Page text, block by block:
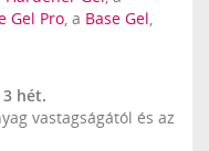
Gel Pro, a Base Gel,
3 hét.
vastagságától és az